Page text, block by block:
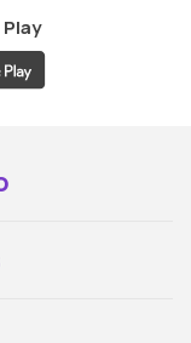
Play